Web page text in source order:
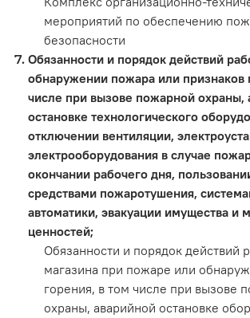
мероприятий по обеспечению
безопасности
Обязанности и порядок действий
обнаружении пожара или признаков
числе при вызове пожарной охраны,
остановке технологического
отключении вентиляции,
электрооборудования в случае
окончании рабочего дня,
средствами пожаротушения,
автоматики, эвакуации имущества и
ценностей;
Обязанности и порядок действий
магазина при пожаре или
горения, в том числе при вызове
охраны, аварийной остановке